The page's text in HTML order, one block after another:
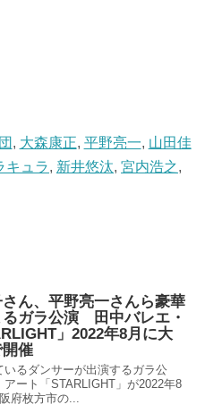
, 大森康正, 平野亮一, 山田佳
キュラ, 新井悠汰, 宮内浩之,
ん、平野亮一さんら豪華
るガラ公演 田中バレエ・
」2022年8月に大
開催
いるダンサーが出演するガラ公
ート「STARLIGHT」が2022年8
府枚方市の...